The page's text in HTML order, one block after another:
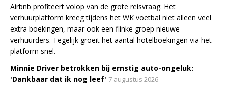
Airbnb profiteert volop van de grote reisvraag. Het
verhuurplatform kreeg tijdens het WK voetbal niet alleen veel
extra boekingen, maar ook een flinke groep nieuwe
verhuurders. Tegelijk groeit het aantal hotelboekingen via het
platform snel.
Minnie Driver betrokken bij ernstig auto-ongeluk:
'Dankbaar dat ik nog leef' 7 augustus 2026